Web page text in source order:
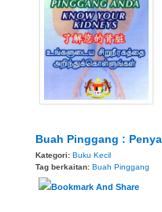
Buah Pinggang :
Kategori: Buku Kecil
Tag berkaitan: Buah Pinggang